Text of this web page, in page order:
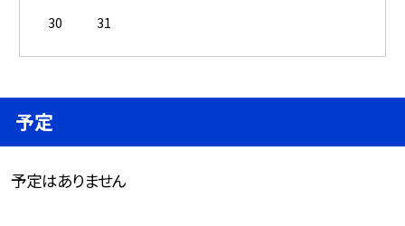
30
31
予定
予定はありません